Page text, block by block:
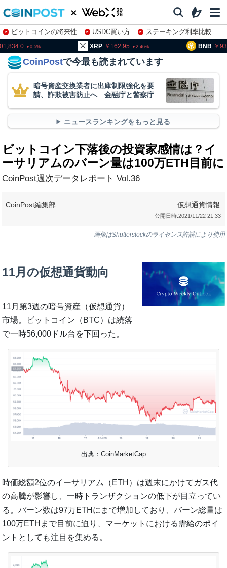
ビットコインの将来性 USDC買い方
ステーキング利率比較
株特集・関連銘柄
0.5 XRP 162.95 2.46 BNB
CoinPostで今最も読まれています
暗号資産交換業者に出庫制限強化を要
請、詐欺被害防止へ 金融庁と警察庁
ニュースランキングをもっと見る
ビットコイン下落後の投資家感情は？イ
ーサリアムのバーン量は100万ETH目前に
CoinPost週次データレポート Vol.36
CoinPost編集部 仮想通貨情報
公開日時:2021/11/22 21:33
画像はShutterstockのライセンス許諾により使用
11月の仮想通貨動向
11月第3週の暗号資産（仮想通貨）
市場。ビットコイン（BTC）は続落
で一時56,000ドル台を下回った。
出典：CoinMarketCap
時価総額2位のイーサリアム（ETH）は週末にかけてガス代
の高騰が影響し、一時トランザクションの低下が目立ってい
る。バーン数は97万ETHにまで増加しており、バーン総量は
100万ETHまで目前に迫り、マーケットにおける需給のポイ
ントとしても注目を集める。